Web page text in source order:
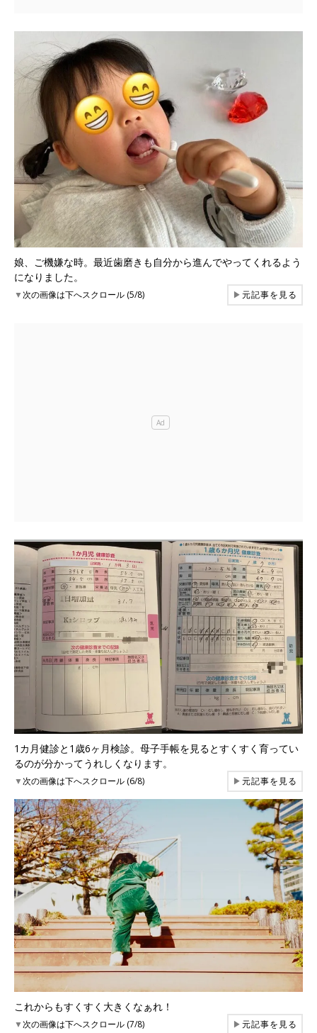
娘、ご機嫌な時。最近歯磨きも自分から進んでやってくれるよう
になりました。
▼次の画像は下へスクロール (5/8) ▶元記事を見る
1カ月健診と1歳6ヶ月検診。母子手帳を見るとすくすく育ってい
るのが分かってうれしくなります。
▼次の画像は下へスクロール (6/8) ▶元記事を見る
これからもすくすく大きくなぁれ！
▼次の画像は下へスクロール (7/8) ▶元記事を見る